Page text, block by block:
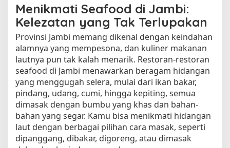
Menikmati Seafood di Jambi:
Kelezatan yang Tak Terlupakan
Provinsi Jambi memang dikenal dengan keindahan
alamnya yang mempesona, dan kuliner makanan
lautnya pun tak kalah menarik. Restoran-restoran
seafood di Jambi menawarkan beragam hidangan
yang menggugah selera, mulai dari ikan bakar,
pindang, udang, cumi, hingga kepiting, semua
dimasak dengan bumbu yang khas dan bahan-
bahan yang segar. Kamu bisa menikmati hidangan
laut dengan berbagai pilihan cara masak, seperti
dipanggang, dibakar, digoreng, atau dimasak